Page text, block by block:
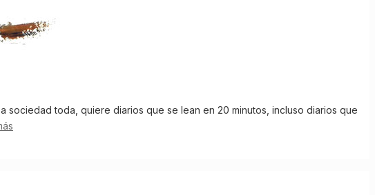
toda, quiere diarios que se lean en 20 minutos, incluso diarios que